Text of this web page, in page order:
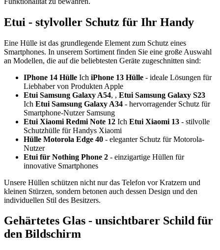
Etui - stylvoller Schutz für Ihr Handy
Eine Hülle ist das grundlegende Element zum Schutz eines
Smartphones. In unserem Sortiment finden Sie eine große Auswahl
an Modellen, die auf die beliebtesten Geräte zugeschnitten sind:
IPhone 14 Hülle Ich iPhone 13 Hülle - ideale Lösungen für
Liebhaber von Produkten Apple
Etui Samsung Galaxy A54, , Etui Samsung Galaxy S23
Ich Etui Samsung Galaxy A34 - hervorragender Schutz für
Smartphone-Nutzer Samsung
Etui Xiaomi Redmi Note 12 Ich Etui Xiaomi 13 - stilvolle
Schutzhülle für Handys Xiaomi
Hülle Motorola Edge 40 - eleganter Schutz für Motorola-
Nutzer
Etui für Nothing Phone 2 - einzigartige Hüllen für
innovative Smartphones
Unsere Hüllen schützen nicht nur das Telefon vor Kratzern und
kleinen Stürzen, sondern betonen auch dessen Design und den
individuellen Stil des Besitzers.
Gehärtetes Glas - unsichtbarer Schild für
den Bildschirm